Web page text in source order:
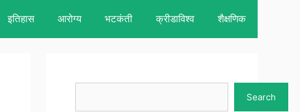
इतिहास आरोग्य भटकंती क्रीडाविश्व शैक्षणिक
Search